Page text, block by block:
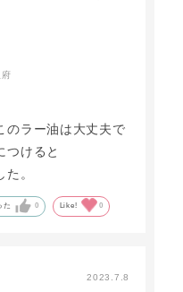
府
のラー油は大丈夫で
つけると
。
た 0 Like! 0
2023.7.8